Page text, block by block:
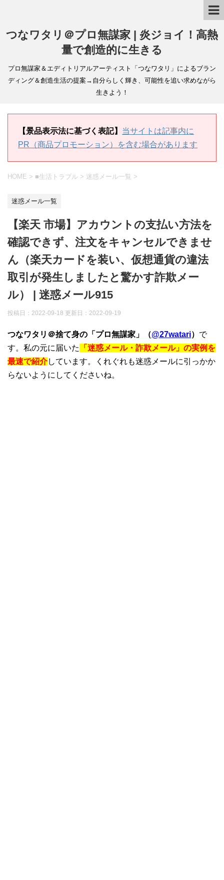
つなワタリ＠プロ無謀家 | 炎ジョイ！高熱
量で創造的に生きる
プロ無謀家＆エディトリアルアーティスト「つなワタリ」によるブラン
ディング＆創造生活の提案→自分らしく輝き、可能性を追い求めながら
生きよう！
【景品表示法に基づく表記】 当サイトは記事内に
PR（商品プロモーション）を含む場合があります
HOME > ■生活トラブル > 迷惑メール一覧 >
迷惑メール一覧
【楽天 市場】アカウントの支払い方法を
確認できず、注文をキャンセルできませ
ん（楽天カードを装い、仮想通貨の違法
取引が発生しましたと驚かす詐欺メー
ル） | 迷惑メール915
投稿日：2022-09-18 更新日： 2022-09-19
つなワタリ＠捨て身の「プロ無謀家」（@27watari） で
す。私の元に届いた
「迷惑メール・詐欺メール」の実例を
最速で紹介しています。くれぐれも迷惑メールに引っかか
らないようにしてくださいね。